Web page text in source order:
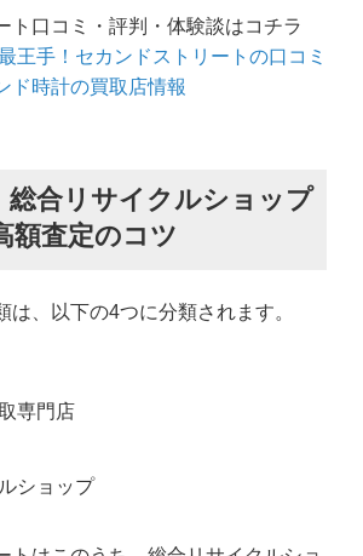
ト口コミ・評判・体験談はコチラ
王手！セカンドストリートの口コミ
ド時計の買取店情報
総合リサイクルショップ
額査定のコツ
は、以下の4つに分類されます。
専門店
ショップ